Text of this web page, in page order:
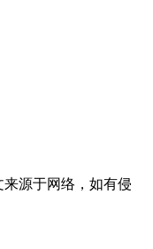
源于网络，如有侵